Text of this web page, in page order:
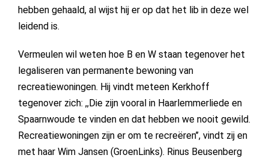
hebben gehaald, al wijst hij er op dat het lib in deze wel
leidend is.
Vermeulen wil weten hoe B en W staan tegenover het
legaliseren van permanente bewoning van
recreatiewoningen. Hij vindt meteen Kerkhoff
tegenover zich: ,,Die zijn vooral in Haarlemmerliede en
Spaarnwoude te vinden en dat hebben we nooit gewild.
Recreatiewoningen zijn er om te recreëren’’, vindt zij en
met haar Wim Jansen (GroenLinks). Rinus Beusenberg